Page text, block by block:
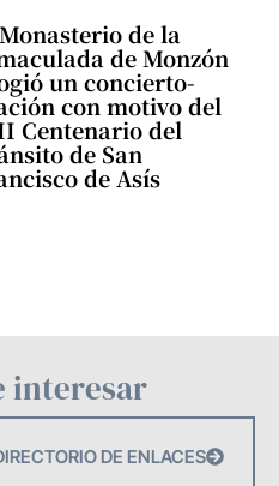
de la
de Monzón
un concierto-
con motivo del
Centenario del
de San
de Asís
interesar
DE ENLACES